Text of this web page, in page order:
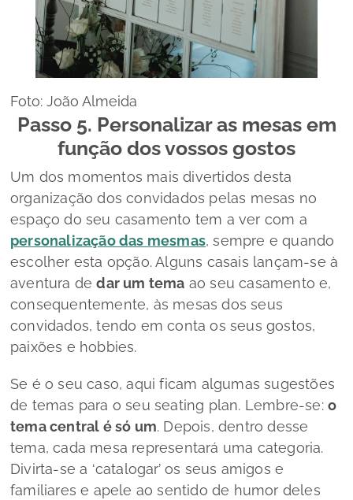
Foto: João Almeida
Passo 5. Personalizar as mesas em
função dos vossos gostos
Um dos momentos mais divertidos desta
organização dos convidados pelas mesas no
espaço do seu casamento tem a ver com a
personalização das mesmas, sempre e quando
escolher esta opção. Alguns casais lançam-se à
aventura dedar um tema ao seu casamento e,
consequentemente, às mesas dos seus
convidados, tendo em conta os seus gostos,
paixões e hobbies.
Se é o seu caso, aqui ficam algumas sugestões
de temas para o seu seating plan. Lembre-se:o
tema central é só um. Depois, dentro desse
tema, cada mesa representará uma categoria.
Divirta-se a ‘catalogar’ os seus amigos e
familiares e apele ao sentido de humor deles